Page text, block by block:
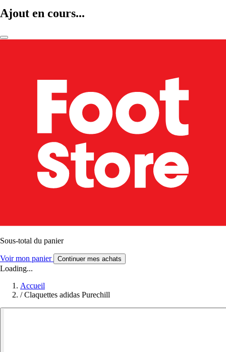
Ajout en cours...
Sous-total du panier
Voir mon panier Continuer mes achats
Loading...
Accueil
/ Claquettes adidas Purechill